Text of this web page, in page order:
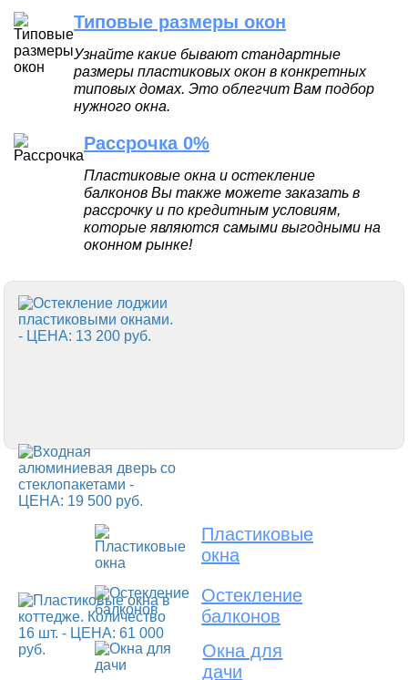
Типовые размеры окон
Узнайте какие бывают стандартные
размеры пластиковых окон в конкретных
типовых домах. Это облегчит Вам подбор
нужного окна.
Рассрочка 0%
Пластиковые окна и остекление
балконов Вы также можете заказать в
рассрочку и по кредитным условиям,
которые являются самыми выгодными на
оконном рынке!
Пластиковые
окна
Остекление
балконов
Окна для
дачи